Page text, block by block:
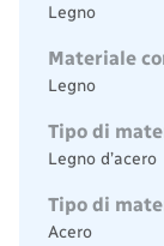
Legno
Materiale
Legno
Tipo di
Legno d’acero
Tipo di
Acero